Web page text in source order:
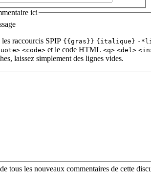
ici
raccourcis SPIP {{gras}} {italique} -
<code> et le code HTML <q> <del>
laissez simplement des lignes vides.
tous les nouveaux commentaires de cette